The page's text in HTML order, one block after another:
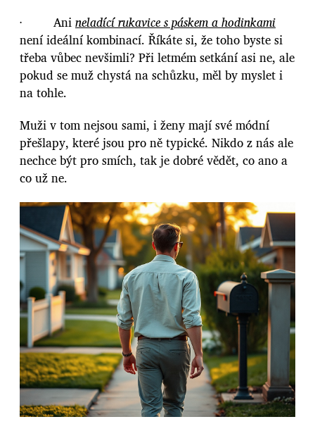
· Anineladící rukavice s páskem a hodinkami
není ideální kombinací. Říkáte si, že toho byste si
třeba vůbec nevšimli? Při letmém setkání asi ne, ale
pokud se muž chystá na schůzku, měl by myslet i
na tohle.
Muži v tom nejsou sami, i ženy mají své módní
přešlapy, které jsou pro ně typické. Nikdo z nás ale
nechce být pro smích, tak je dobré vědět, co ano a
co už ne.